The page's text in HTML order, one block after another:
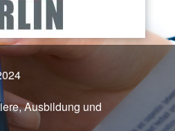
Ausbildung und